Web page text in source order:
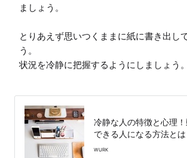
ましょう。
とりあえず思いつくままに紙に書き出し
う。
状況を冷静に把握するようにしましょう。
冷静な人の特徴と心理
できる人になる方法とは
WURK